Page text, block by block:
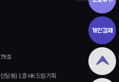
호
당동) 1층 HK드림기획